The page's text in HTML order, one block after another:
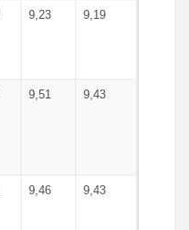
9,23 9,19
9,51 9,43
9,46 9,43